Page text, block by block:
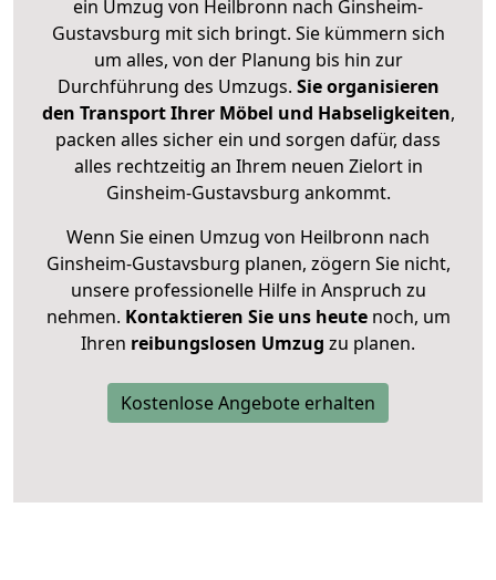
ein Umzug von Heilbronn nach Ginsheim-
Gustavsburg mit sich bringt. Sie kümmern sich
um alles, von der Planung bis hin zur
Durchführung des Umzugs. Sie organisieren
den Transport Ihrer Möbel und Habseligkeiten,
packen alles sicher ein und sorgen dafür, dass
alles rechtzeitig an Ihrem neuen Zielort in
Ginsheim-Gustavsburg ankommt.
Wenn Sie einen Umzug von Heilbronn nach
Ginsheim-Gustavsburg planen, zögern Sie nicht,
unsere professionelle Hilfe in Anspruch zu
nehmen. Kontaktieren Sie uns heutenoch, um
Ihren reibungslosen Umzug zu planen.
Kostenlose Angebote erhalten